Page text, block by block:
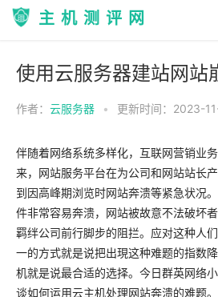
主机测评网
使用云服务器建站网站
作者： 云服务器 • 更新时间：2023-
伴随着网络系统多样化，互联网营销业
来，网站服务平台在为公司和网站站长
到因高峰期浏览时网站奔溃等紧急状况
件非常容易奔溃，网站被故意不法破坏
羁绊公司前行脚步的阻拦。应对这种人
一的方式就是说把出現这种难题的指数
机就是说最合适的选择。今日群英网络
谈如何运用云主机处理网站奔溃的难题。